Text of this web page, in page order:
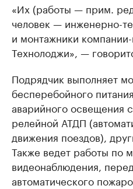
«Их (работы — прим.
человек — инженерно-
и монтажники
Технолоджи», —
Подрядчик выполняет
бесперебойного
аварийного освещения
релейной АТДП
движения поездов),
Также ведет работы по
видеонаблюдения,
автоматического